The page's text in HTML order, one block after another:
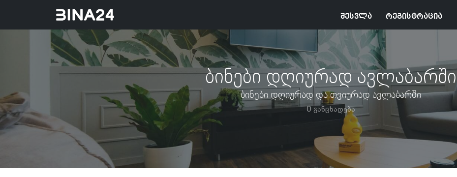
შესვლა რეგისტრაცია
ბინები დღიურად ავლაბარში
ბინები დღიურად და თვიურად ავლაბარში
0 განცხადება